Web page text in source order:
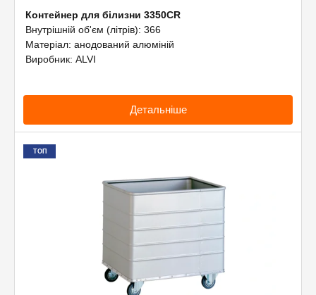
Контейнер для білизни 3350CR
Внутрішній об'єм (літрів): 366
Матеріал: анодований алюміній
Виробник: ALVI
Детальніше
ТОП